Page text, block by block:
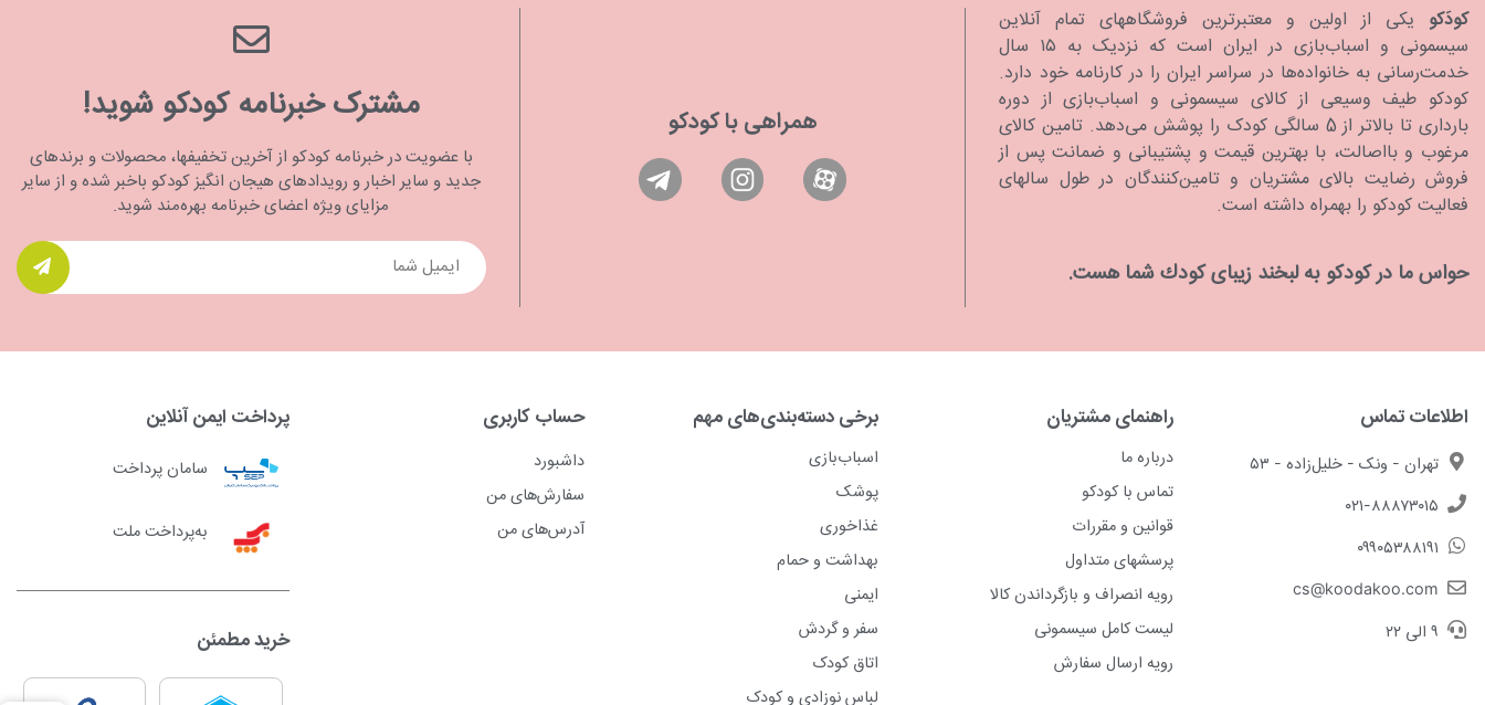
کودَکو یکی از اولین و معتبرترین فروشگاههای تمام آنلاین
سیسمونی و اسباب‌بازی در ایران است که نزدیک به ۱۵ سال
خدمت‌رسانی به خانواده‌ها در سراسر ایران را در کارنامه خود دارد.
كودكو طیف وسیعی از کالای سیسمونی و اسباب‌بازی از دوره
بارداری تا بالاتر از 5 سالگی کودک را پوشش می‌دهد. تامین کالای
مرغوب و بااصالت، با بهترین قیمت و پشتیبانی و ضمانت پس از
فروش رضایت بالای مشتریان و تامین‌کنندگان در طول سالهای
فعالیت کودکو را بهمراه داشته است.
حواس ما در كودكو به لبخند زیبای كودك شما هست.
همراهی با کودکو مشترک خبرنامه کودکو شوید!
با عضویت در خبرنامه کودکو از آخرین تخفیفها، محصولات و برندهای
جدید و سایر اخبار و رویدادهای هیجان انگیز کودکو باخبر شده و از سایر
مزایای ویژه اعضای خبرنامه بهره‌مند شوید.
اطلاعات تماس
تهران - ونک - خلیل‌زاده - ۵۳
۰۲۱-۸۸۸۷۳۰۱۵
۰۹۹۰۵۳۸۸۱۹۱
cs@koodakoo.com
۹ الی ۲۲
راهنمای مشتریان
درباره ما
تماس با کودکو
قوانین و مقررات
پرسشهای متداول
رویه انصراف و بازگرداندن کالا
لیست کامل سیسمونی
رویه ارسال سفارش
برخی دسته‌بندی‌های مهم
اسباب‌بازی
پوشک
غذاخوری
بهداشت و حمام
ایمنی
سفر و گردش
اتاق کودک
لباس نوزادی و کودک
حساب کاربری
داشبورد
سفارش‌های من
آدرس‌های من
پرداخت ایمن آنلاین
سامان پرداخت
به‌پرداخت ملت
خرید مطمئن